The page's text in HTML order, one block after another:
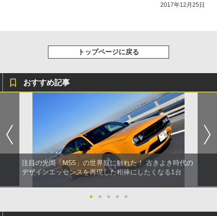
2017年12月25日
トップページに戻る
おすすめ記事
注目の光岡「M55」の世界観に触れた！ 古きよき時代の
デザインエッセンスを再現した相棒にしたくなる1台
● ● ● ● ●